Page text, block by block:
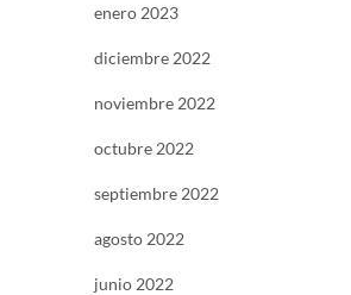
enero 2023
diciembre 2022
noviembre 2022
octubre 2022
septiembre 2022
agosto 2022
junio 2022